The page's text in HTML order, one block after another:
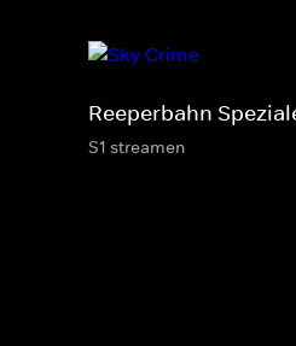
Reeperbahn
S1 streamen